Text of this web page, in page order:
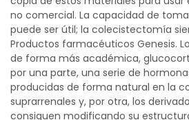
no comercial. La capacidad de
puede ser útil; la colecistectomía
Productos farmacéuticos Genesis.
de forma más académica,
por una parte, una serie de
producidas de forma natural en la
suprarrenales y, por otra, los
consiguen modificando su